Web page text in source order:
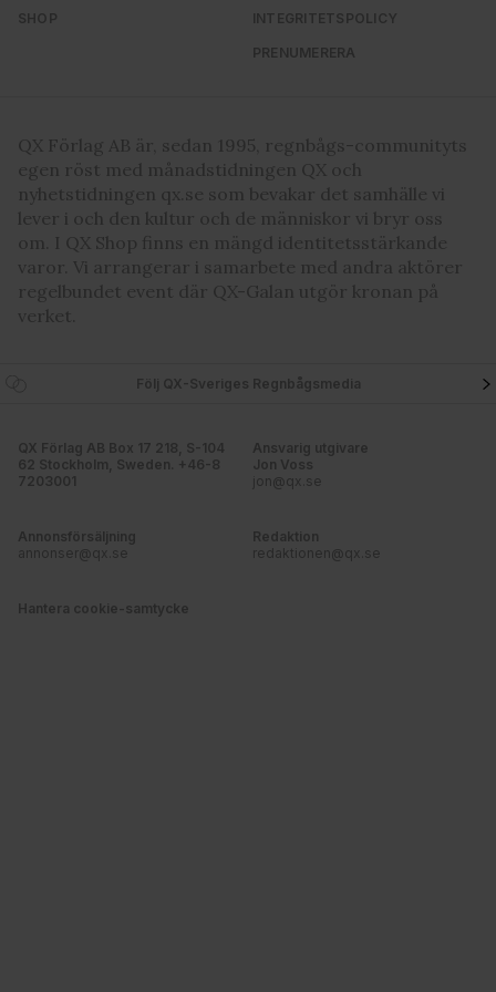
SHOP INTEGRITETSPOLICY
PRENUMERERA
QX Förlag AB är, sedan 1995, regnbågs-communityts
egen röst med månadstidningen QX och
nyhetstidningen qx.se som bevakar det samhälle vi
lever i och den kultur och de människor vi bryr oss
om. I QX Shop finns en mängd identitetsstärkande
varor. Vi arrangerar i samarbete med andra aktörer
regelbundet event där QX-Galan utgör kronan på
verket.
Följ QX-Sveriges Regnbågsmedia
QX Förlag AB Box 17 218, S-104
62 Stockholm, Sweden. +46-8
7203001
Ansvarig utgivare
Jon Voss
jon@qx.se
Annonsförsäljning
annonser@qx.se
Redaktion
redaktionen@qx.se
Hantera cookie-samtycke